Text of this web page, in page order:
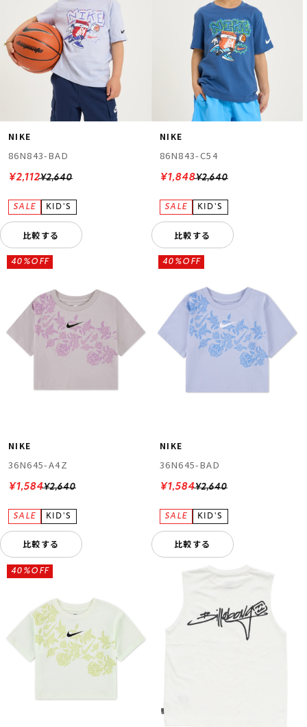
NIKE
86N843-BAD
¥2,640
¥2,112
比較する
NIKE
86N843-C54
¥2,640
¥1,848
比較する
NIKE
36N645-A4Z
¥2,640
40%OFF
¥1,584
比較する
NIKE
36N645-BAD
¥2,640
40%OFF
¥1,584
比較する
40%OFF